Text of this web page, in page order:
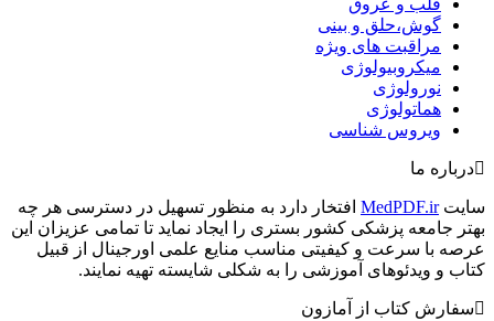
گوش،حلق و بینی
مراقبت های ویژه
میکروبیولوژی
نورولوژی
هماتولوژی
ویروس شناسی
درباره ما
سایتMedPDF.ir افتخار دارد به منظور تسهیل در دسترسی هر چه
بهتر جامعه پزشکی کشور بستری را ایجاد نماید تا تمامی عزیزان این
عرصه با سرعت و کیفیتی مناسب منایع علمی اورجینال از قبیل
کتاب و ویدئوهای آموزشی را به شکلی شایسته تهیه نمایند.
سفارش کتاب از آمازون